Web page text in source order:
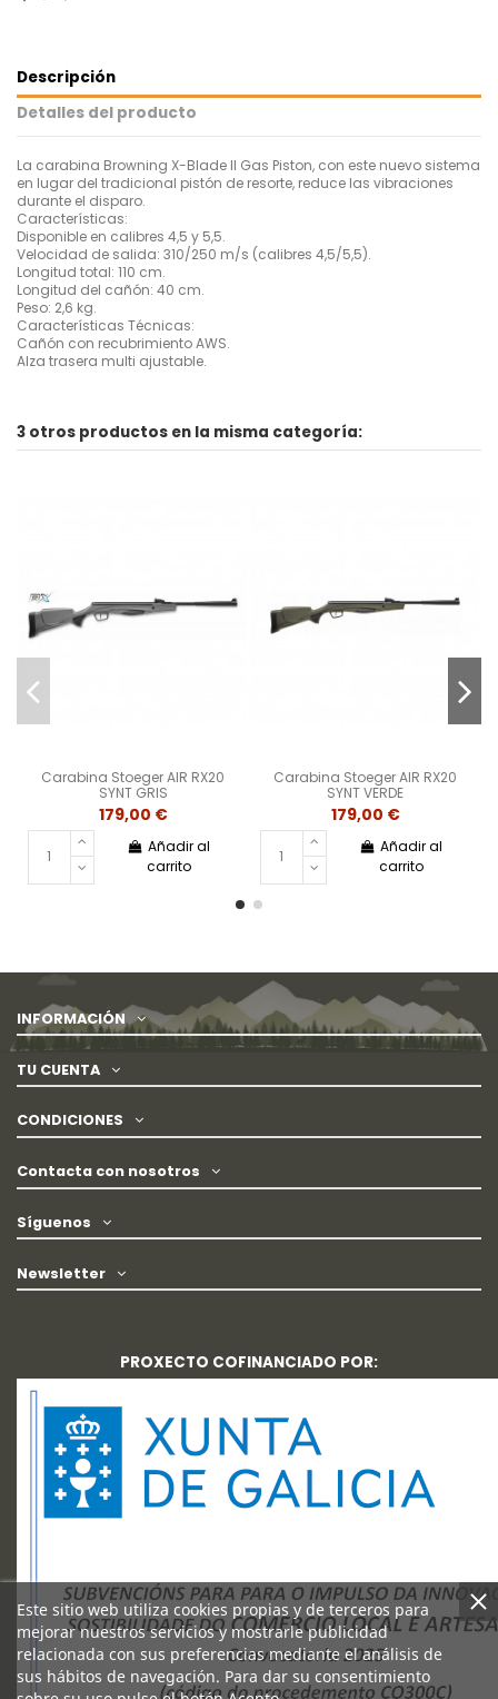
Descripción
Detalles del producto
La carabina Browning X-Blade II Gas Piston, con este nuevo sistema
en lugar del tradicional pistón de resorte, reduce las vibraciones
durante el disparo.
Características:
Disponible en calibres 4,5 y 5,5.
Velocidad de salida: 310/250 m/s (calibres 4,5/5,5).
Longitud total: 110 cm.
Longitud del cañón: 40 cm.
Peso: 2,6 kg.
Características Técnicas:
Cañón con recubrimiento AWS.
Alza trasera multi ajustable.
3 otros productos en la misma categoría:
Carabina Stoeger AIR RX20
SYNT GRIS
179,00 €
Añadir al
carrito
Carabina Stoeger AIR RX20
SYNT VERDE
179,00 €
Añadir al
carrito
INFORMACIÓN
TU CUENTA
CONDICIONES
Contacta con nosotros
Este sitio web utiliza cookies propias y de terceros para
mejorar nuestros servicios y mostrarle publicidad
relacionada con sus preferencias mediante el análisis de
sus hábitos de navegación. Para dar su consentimiento
Síguenos
Newsletter
PROXECTO COFINANCIADO POR: